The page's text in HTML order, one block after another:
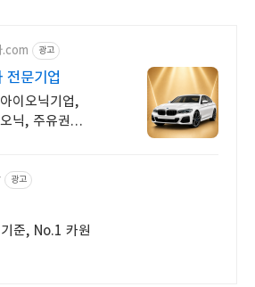
광고
전문기업
이오닉기업,
닉, 주유권
동
광고
준, No.1 카원